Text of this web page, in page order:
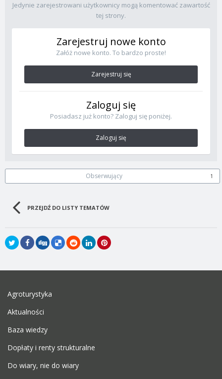
Jedynie zarejestrowani użytkownicy mogą komentować zawartość
tej strony.
Zarejestruj nowe konto
Załóż nowe konto. To bardzo proste!
Zarejestruj się
Zaloguj się
Posiadasz już konto? Zaloguj się poniżej.
Zaloguj się
Obserwujący 1
PRZEJDŹ DO LISTY TEMATÓW
Agroturystyka
Aktualności
Baza wiedzy
Dopłaty i renty strukturalne
Do wiary, nie do wiary